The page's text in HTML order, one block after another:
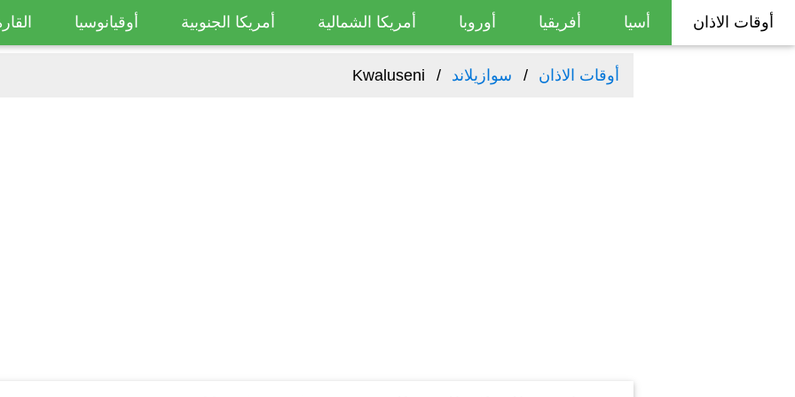
أوقات الاذان أسيا أفريقيا أوروبا أمريكا الشمالية أمريكا الجنوبية أوقيانوسيا
أوقات الاذان سوازيلاند Kwaluseni